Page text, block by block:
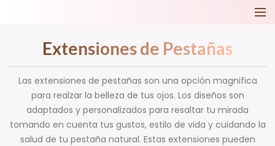
Extensiones de Pestañas
Las extensiones de pestañas son una opción magnifica
para realzar la belleza de tus ojos. Los diseños son
adaptados y personalizados para resaltar tu mirada
tomando en cuenta tus gustos, estilo de vida y cuidando la
salud de tu pestaña natural. Estas extensiones pueden